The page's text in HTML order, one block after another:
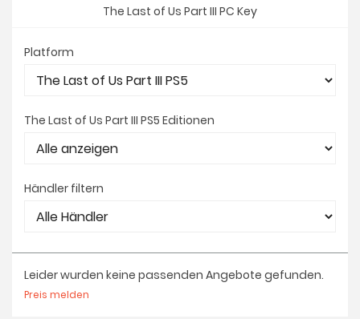
The Last of Us Part III PC Key
Platform
The Last of Us Part III PS5 Editionen
Händler filtern
Leider wurden keine passenden Angebote gefunden.
Preis melden